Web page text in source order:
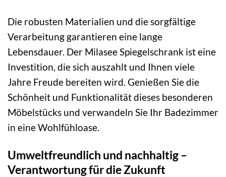
Die robusten Materialien und die sorgfältige
Verarbeitung garantieren eine lange
Lebensdauer. Der Milasee Spiegelschrank ist eine
Investition, die sich auszahlt und Ihnen viele
Jahre Freude bereiten wird. Genießen Sie die
Schönheit und Funktionalität dieses besonderen
Möbelstücks und verwandeln Sie Ihr Badezimmer
in eine Wohlfühloase.
Umweltfreundlich und nachhaltig –
Verantwortung für die Zukunft